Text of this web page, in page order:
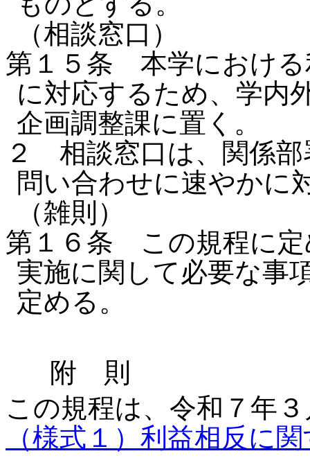
（相談窓口）
第１５条 本学における
に対応するため、学内
企画調整課に置く。
２ 相談窓口は、関係部
問い合わせに速やかに
（雑則）
第１６条 この規程に定
実施に関して必要な事
定める。
附 則
この規程は、令和７年
（様式１）利益相反に